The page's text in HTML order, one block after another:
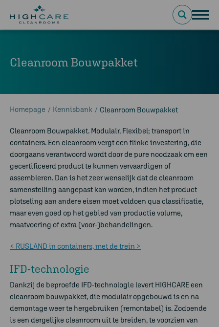
Cleanroom Bouwpakket
Homepage / Kennisbank / Cleanroom Bouwpakket
Cleanroom Bouwpakket. Modulair, Flexibel; transport in
containers. Een cleanroom vergt een flinke investering, die
doorgaans verantwoord wordt door de pure noodzaak om een
gecertificeerd product te kunnen vervaardigen of
assembleren. Dan is het zeer wenselijk dat de cleanroom
samenstelling aangepast kan worden, indien het product
plotseling aan andere eisen moet voldoen qua classificatie,
maar even goed op het gebied van productie volume,
maatvoering of extra (voor-)behandelingen.
< RUSLAND in containers, met de trein >
IFD-technologie
Dankzij de beproefde IFD-technologie levert HIGHCARE een
cleanroom bouwpakket, die modulair opgebouwd is en na
demontage weer te hergebruiken (remontabel) is. Zodoende
is een dergelijke cleanroom uit te breiden, te voorzien van